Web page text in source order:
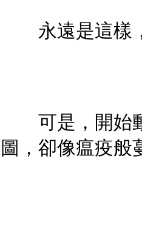
永遠是這樣，
可是，開始動
圖，卻像瘟疫般